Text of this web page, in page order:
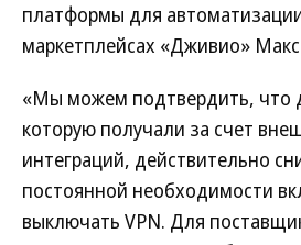
платформы для
маркетплейсах «Дживио»
«Мы можем подтвердить, что
которую получали за счет
интеграций, действительно
постоянной необходимости
выключать VPN. Для